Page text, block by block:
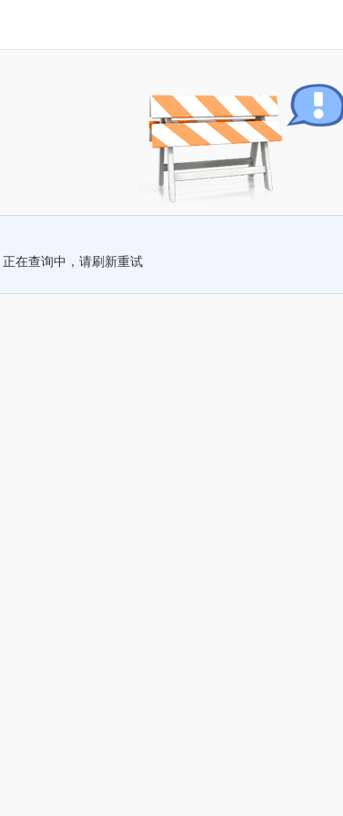
正在查询中，请刷新重试